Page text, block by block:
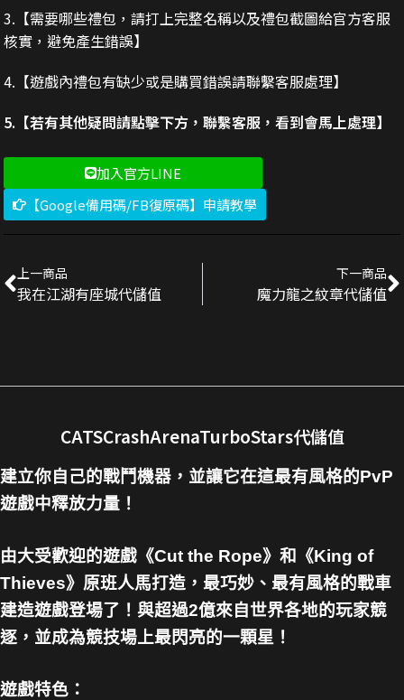
3. 【需要哪些禮包，請打上完整名稱以及禮包截圖給官方客服
核實，避免產生錯誤】
4.【遊戲內禮包有缺少或是購買錯誤請聯繫客服處理】
5.【若有其他疑問請點擊下方，聯繫客服，看到會馬上處理】
加入官方LINE
【Google備用碼/FB復原碼】申請教學
上一商品
我在江湖有座城代儲值
下一商品
魔力龍之紋章代儲值
CATSCrashArenaTurboStars代儲值
建立你自己的戰鬥機器，並讓它在這最有風格的PvP
遊戲中釋放力量！
由大受歡迎的遊戲《Cut the Rope》和《King of
Thieves》原班人馬打造，最巧妙、最有風格的戰車
建造遊戲登場了！與超過2億來自世界各地的玩家競
逐，並成為競技場上最閃亮的一顆星！
遊戲特色：